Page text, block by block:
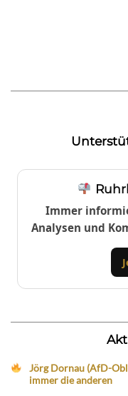
Immer
Analysen und
Jörg Dornau (AfD-
immer die anderen